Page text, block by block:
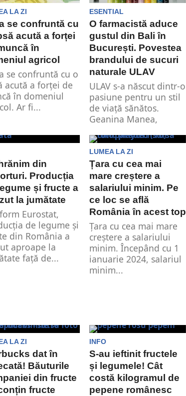
LA ZI
se confruntă cu
acută a forței
în
agricol
se confruntă cu o
acută a forței de
în domeniul
Ar fi...
ESENTIAL
O farmacistă aduce
gustul din Bali în
București. Povestea
brandului de sucuri
naturale ULAV
ULAV s-a născut dintr-o
pasiune pentru un stil
de viață sănătos.
Geanina Manea,
la...
din
Producția
și fructe a
la jumătate
Eurostat,
de legume și
din România a
aproape la
față de...
LUMEA LA ZI
Țara cu cea mai
mare creștere a
salariului minim. Pe
ce loc se află
România în acest top
Țara cu cea mai mare
creștere a salariului
minim. Începând cu 1
ianuarie 2024, salariul
minim...
LA ZI
dat în
Băuturile
din fructe
fructe
INFO
S-au ieftinit fructele
și legumele! Cât
costă kilogramul de
pepene românesc